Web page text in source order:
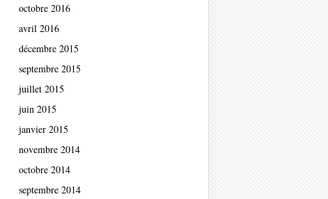
octobre 2016
avril 2016
décembre 2015
septembre 2015
juillet 2015
juin 2015
janvier 2015
novembre 2014
octobre 2014
septembre 2014